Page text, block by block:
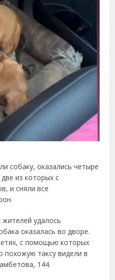
собаку, оказались четыре
из которых с
и сняли все
удалось
оказалась во дворе.
с помощью которых
таксу видели в
144.